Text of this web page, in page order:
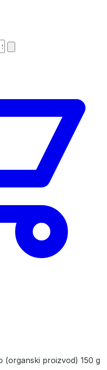
(organski proizvod) 150 g